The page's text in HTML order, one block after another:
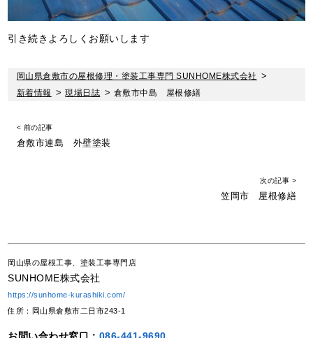
引き続きよろしくお願いします
岡山県倉敷市の屋根修理・塗装工事専門 SUNHOME株式会社 >
新着情報 >現場日誌 > 倉敷市中島 屋根修繕
< 前の記事
倉敷市連島 外壁塗装
次の記事 >
笠岡市 屋根修繕
岡山県の屋根工事、塗装工事専門店
SUNHOME株式会社
https://sunhome-kurashiki.com/
住所：岡山県倉敷市二日市243-1
お問い合わせ窓口： 086-441-9690